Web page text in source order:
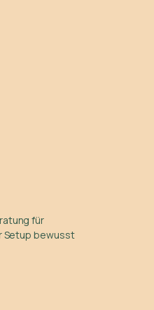
für
Setup bewusst